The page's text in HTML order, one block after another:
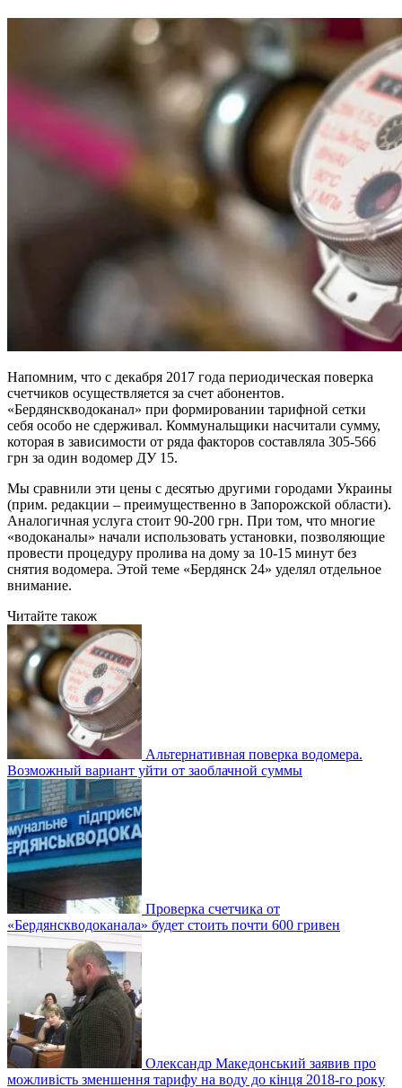
Напомним, что с декабря 2017 года периодическая поверка
счетчиков осуществляется за счет абонентов.
«Бердянскводоканал» при формировании тарифной сетки
себя особо не сдерживал. Коммунальщики насчитали сумму,
которая в зависимости от ряда факторов составляла 305-566
грн за один водомер ДУ 15.
Мы сравнили эти цены с десятью другими городами Украины
(прим. редакции – преимущественно в Запорожской области).
Аналогичная услуга стоит 90-200 грн. При том, что многие
«водоканалы» начали использовать установки, позволяющие
провести процедуру пролива на дому за 10-15 минут без
снятия водомера. Этой теме «Бердянск 24» уделял отдельное
внимание.
Читайте також
Альтернативная поверка водомера.
Возможный вариант уйти от заоблачной суммы
Проверка счетчика от
«Бердянскводоканала» будет стоить почти 600 гривен
Олександр Македонський заявив про
можливість зменшення тарифу на воду до кінця 2018-го року